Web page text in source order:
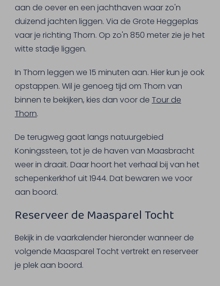
aan de oever en een jachthaven waar zo'n
duizend jachten liggen. Via de Grote Heggeplas
vaar je richting Thorn. Op zo'n 850 meter zie je het
witte stadje liggen.
In Thorn leggen we 15 minuten aan. Hier kun je ook
opstappen. Wil je genoeg tijd om Thorn van
binnen te bekijken, kies dan voor de Tour de
Thorn.
De terugweg gaat langs natuurgebied
Koningssteen, tot je de haven van Maasbracht
weer in draait. Daar hoort het verhaal bij van het
schepenkerkhof uit 1944. Dat bewaren we voor
aan boord.
Reserveer de Maasparel Tocht
Bekijk in de vaarkalender hieronder wanneer de
volgende Maasparel Tocht vertrekt en reserveer
je plek aan boord.